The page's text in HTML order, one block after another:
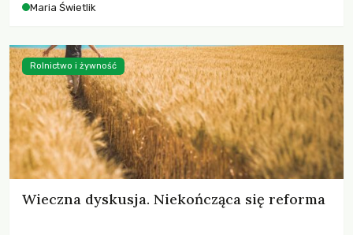
Maria Świetlik
Wieczna dyskusja. Niekończąca się reforma
Rolnictwo i żywność